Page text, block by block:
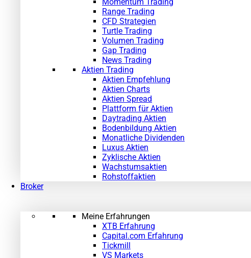
Range Trading
CFD Strategien
Turtle Trading
Volumen Trading
Gap Trading
News Trading
Aktien Trading
Aktien Empfehlung
Aktien Charts
Aktien Spread
Plattform für Aktien
Daytrading Aktien
Bodenbildung Aktien
Monatliche Dividenden
Luxus Aktien
Zyklische Aktien
Wachstumsaktien
Rohstoffaktien
Broker
Meine Erfahrungen
XTB Erfahrung
Capital.com Erfahrung
Tickmill
VS Markets